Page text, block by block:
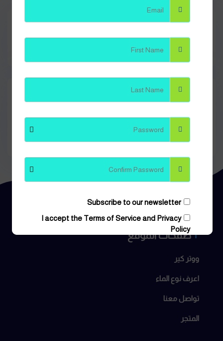
الأشكال
يمكن
الخيارات
على
صفحة
تصنيفات المنتجات
صفحات الموقع
ووتر كير
اعرف نوع الماء
تواصل معنا
المتجر
Subscribe to our newsletter
I accept the Terms of Service and Privacy
Policy